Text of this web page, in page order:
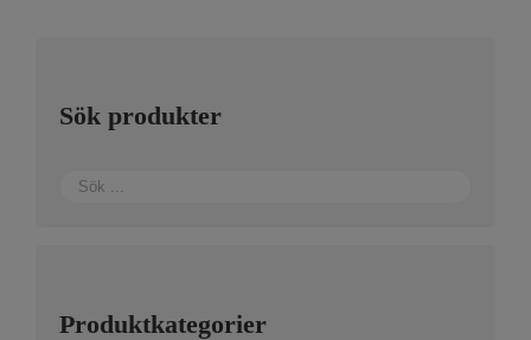
Sök produkter
Produktkategorier